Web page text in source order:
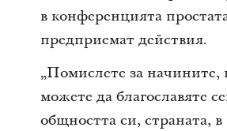
в конференцията
предприемат действия.
„Помислете за начините,
можете да благославяте
общността си, страната, в